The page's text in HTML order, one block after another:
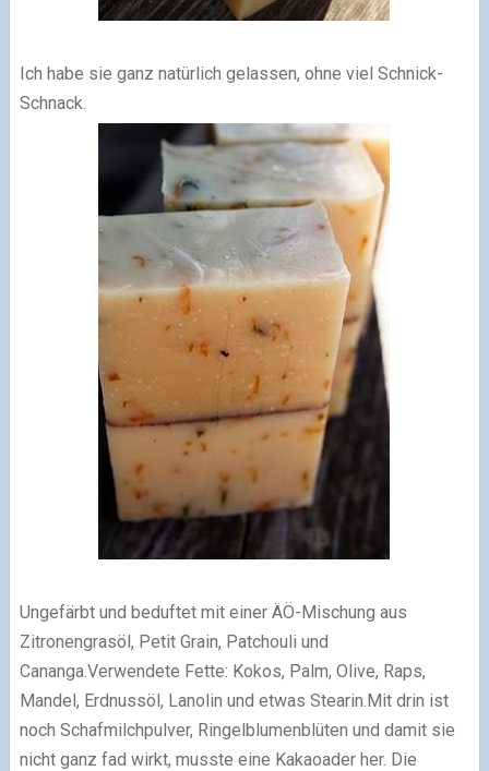
Ich habe sie ganz natürlich gelassen, ohne viel Schnick-
Schnack.
Ungefärbt und beduftet mit einer ÄÖ-Mischung aus
Zitronengrasöl, Petit Grain, Patchouli und
Cananga.Verwendete Fette: Kokos, Palm, Olive, Raps,
Mandel, Erdnussöl, Lanolin und etwas Stearin.Mit drin ist
noch Schafmilchpulver, Ringelblumenblüten und damit sie
nicht ganz fad wirkt, musste eine Kakaoader her. Die